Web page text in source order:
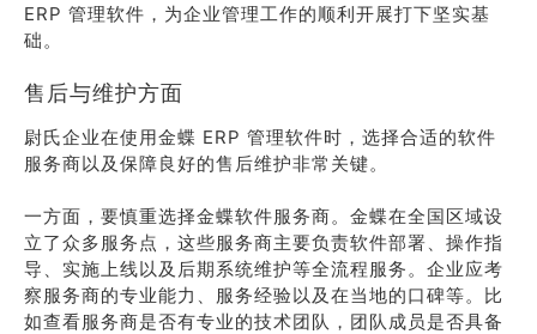
ERP 管理软件，为企业管理工作的顺利开展打下坚实基
础。
售后与维护方面
尉氏企业在使用金蝶 ERP 管理软件时，选择合适的软件
服务商以及保障良好的售后维护非常关键。
一方面，要慎重选择金蝶软件服务商。金蝶在全国区域设
立了众多服务点，这些服务商主要负责软件部署、操作指
导、实施上线以及后期系统维护等全流程服务。企业应考
察服务商的专业能力、服务经验以及在当地的口碑等。比
如查看服务商是否有专业的技术团队，团队成员是否具备